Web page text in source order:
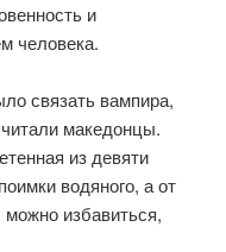
и
человека.
связать вампира,
македонцы.
из девяти
водяного, а от
избавиться,